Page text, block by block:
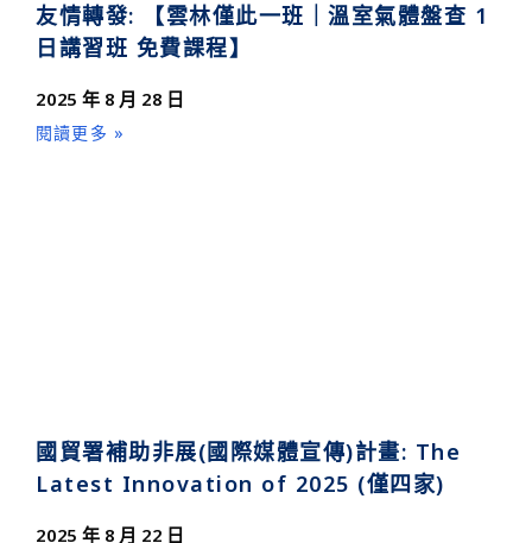
友情轉發: 【雲林僅此一班｜溫室氣體盤查 1
日講習班 免費課程】
2025 年 8 月 28 日
閱讀更多 »
國貿署補助非展(國際媒體宣傳)計畫: The
Latest Innovation of 2025 (僅四家)
2025 年 8 月 22 日